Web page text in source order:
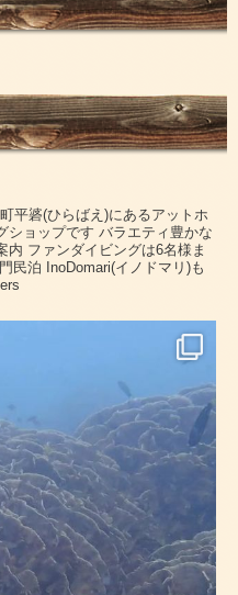
平碆(ひらばえ)にあるアットホ
ショップです バラエティ豊かな
内 ファンダイビングは6名様ま
民泊 InoDomari(イノドマリ)も